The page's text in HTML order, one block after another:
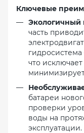
Ключевые
часть
что
батареи
проверки
воды на
эксплуатации.